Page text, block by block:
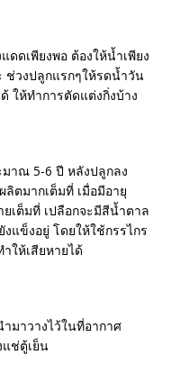
ดเพียงพอ ต้องให้น้ำเพียง
วงปลูกแรกๆให้รดน้ำวัน
ให้ทำการตัดแต่งกิ่งบ้าง
มาณ 5-6 ปี หลังปลูกลง
ลิตมากเต็มที่ เมื่อมีอายุ
เต็มที่ เปลือกจะมีสีน้ำตาล
แข็งอยู่ โดยให้ใช้กรรไกร
ให้เสียหายได้
มาวางไว้ในที่อากาศ
แช่ตู้เย็น